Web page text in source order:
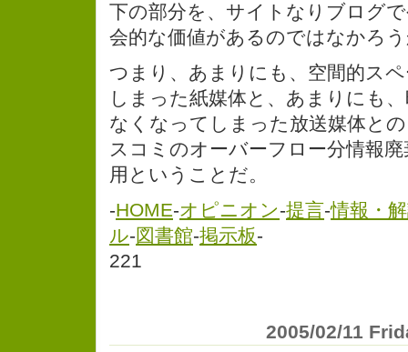
下の部分を、サイトなりブログ
会的な価値があるのではなかろ
つまり、あまりにも、空間的ス
しまった紙媒体と、あまりにも
なくなってしまった放送媒体と
スコミのオーバーフロー分情報
用ということだ。
-HOME-オピニオン-提言-情報・
ル-図書館-掲示板-
221
2005/02/11